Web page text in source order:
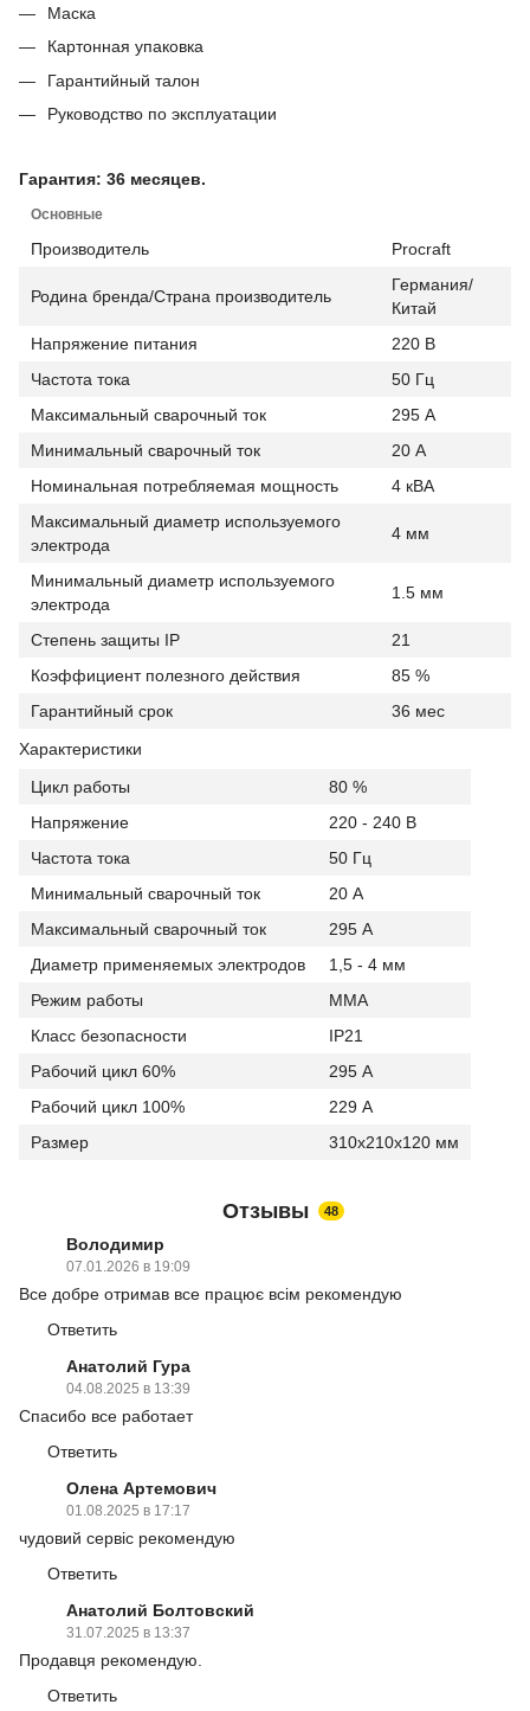
Маска
Картонная упаковка
Гарантийный талон
Руководство по эксплуатации
Гарантия: 36 месяцев.
Основные
Производитель Procraft
Родина бренда/Страна производитель
Германия/
Китай
Напряжение питания
220 В
Частота тока
50 Гц
Максимальный сварочный ток
295 А
Минимальный сварочный ток
20 А
Номинальная потребляемая мощность
4 кВА
Максимальный диаметр используемого
электрода
4 мм
Минимальный диаметр используемого
электрода
1.5 мм
Степень защиты IP
21
Коэффициент полезного действия
85 %
Гарантийный срок
36 мес
Характеристики
Цикл работы
80 %
Напряжение
220 - 240 В
Частота тока
50 Гц
Минимальный сварочный ток
20 А
Максимальный сварочный ток
295 А
Диаметр применяемых электродов
1,5 - 4 мм
Режим работы
MMA
Класс безопасности
IP21
Рабочий цикл 60%
295 А
Рабочий цикл 100%
229 А
Размер
310х210х120 мм
Отзывы 48
Володимир
07.01.2026 в 19:09
Все добре отримав все працює всім рекомендую
Ответить
Анатолий Гура
04.08.2025 в 13:39
Спасибо все работает
Ответить
Олена Артемович
01.08.2025 в 17:17
чудовий сервіс рекомендую
Ответить
Анатолий Болтовский
31.07.2025 в 13:37
Продавця рекомендую.
Ответить